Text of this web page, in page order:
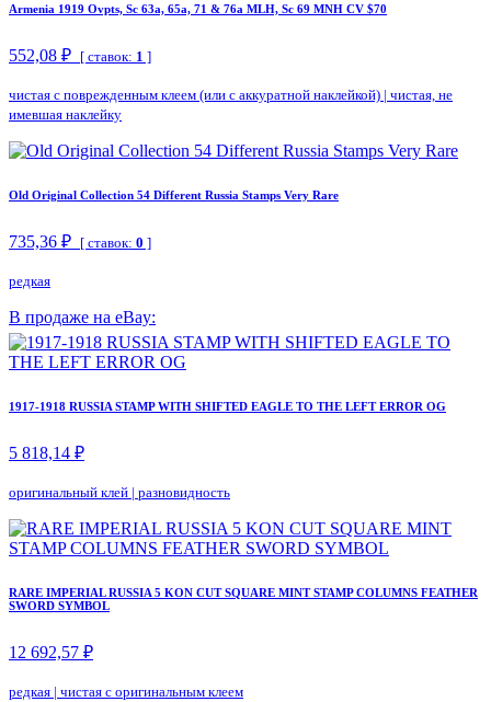
Armenia 1919 Ovpts, Sc 63a, 65a, 71 & 76a MLH, Sc 69 MNH CV $70
552,08 ₽ [ ставок: 1 ]
чистая с поврежденным клеем (или с аккуратной наклейкой) | чистая, не
имевшая наклейку
Old Original Collection 54 Different Russia Stamps Very Rare
735,36 ₽ [ ставок: 0 ]
редкая
В продаже на eBay:
1917-1918 RUSSIA STAMP WITH SHIFTED EAGLE TO THE LEFT ERROR OG
5 818,14 ₽
оригинальный клей | разновидность
RARE IMPERIAL RUSSIA 5 KON CUT SQUARE MINT STAMP COLUMNS FEATHER
SWORD SYMBOL
12 692,57 ₽
редкая | чистая с оригинальным клеем